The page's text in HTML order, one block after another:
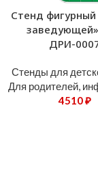
Стенд фигурный
ДРИ-
Стенды для
Для родителей,
4510₽